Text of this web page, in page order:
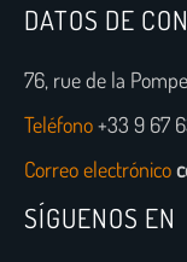
DATOS DE
76, rue de la
Teléfono+33 9 67
Correo electrónico
SÍGUENOS EN